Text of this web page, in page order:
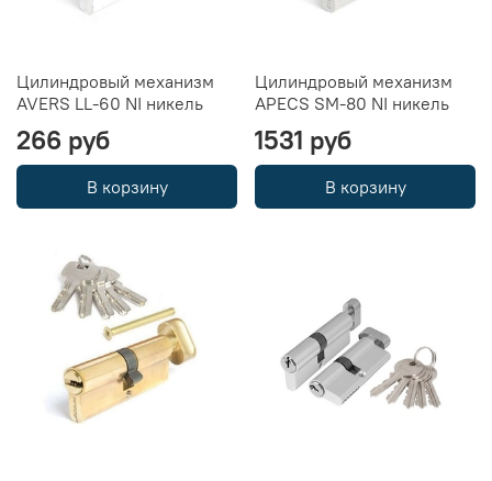
Цилиндровый механизм
AVERS LL-60 NI никель
266 руб
В корзину
Цилиндровый механизм
APECS SM-80 NI никель
1531 руб
В корзину